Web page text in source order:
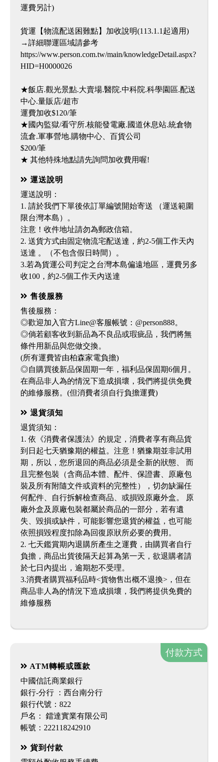
運費另計)
貨運【物流配送困難點】加收說明(113.1.1起適用)
→詳細聯運區域請參考
https://www.person.com.tw/main/knowledgeDetail.aspx?
HID=H0000026
★飯店.觀光景點.大賣場.醫院.中科院.科學園區.配送
中心.量販店/超市
運費加收$120/筆
★國內監獄/看守所.核能發電廠.國道休息站.統倉物
流倉.軍事營地.購物中心、百貨公司
$200/筆
★ 其他特殊地點請先詢問加收費用喔!
運送說明
運送說明：
1. 請於我們下單後依訂單編號開始寄送 （運送範圍
限台灣本島）。
注意！收件地址請勿為郵政信箱。
2. 送貨方式由固定物流宅配送達，約2-5個工作天內
送達 。（不包含假日時間）。
3.若為貨運公司判定之台灣本島偏遠地區，運費另多
收100，約2-5個工作天內送達
售後服務
售後服務：
◎歡迎加入官方Line@客服帳號：@person888。
◎倘若顧客收到新品為不良品或瑕疵品，我們將無
條件用新品與您做交換。
(所有運費皆由柏森家電負擔)
◎自購買後新品保固期一年，福利品保固期6個月。
在商品非人為的情況下造成損壞，我們將提供免費
的維修服務。(但消費者須自行負擔運費)
退貨須知
退貨須知：
1. 依《消費者保護法》的規定，消費者享有商品貨
到日起七天猶豫期的權益。注意！猶豫期並非試用
期，所以，您所退回的商品必須是全新的狀態、 而
且完整包裝（含商品本體、配件、保證書、原廠包
裝及所有附隨文件或資料的完整性），切勿缺漏任
何配件、自行拆解檢查商品、或損毀原廠外盒。 原
廠外盒及原廠包裝都屬於商品的一部分，若有遺
失、毀損或缺件，可能影響您退貨的權益，也可能
依照損毀程度扣除為回復原狀所必要的費用。
2. 七天鑑賞期內退購所產生之運費，由購買者自行
負擔，商品出貨後隔天起算為第一天，欲退購者請
於七日內提出，逾期恕不受理。
3.消費者購買福利品時<貨物售出概不退換>，但在
商品非人為的情況下造成損壞，我們將提供免費的
維修服務
付款方式
ATM轉帳或匯款
中國信託商業銀行
銀行-分行 ：西台南分行
銀行代號：822
戶名： 鐳達實業有限公司
帳號：222118242910
貨到付款